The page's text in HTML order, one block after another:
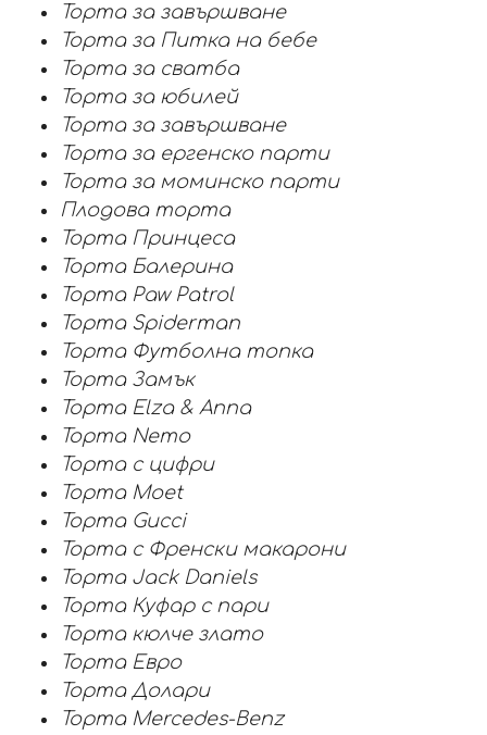
Торта за завършване
Торта за Питка на бебе
Торта за сватба
Торта за юбилей
Торта за завършване
Торта за ергенско парти
Торта за моминско парти
Плодова торта
Торта Принцеса
Торта Балерина
Торта Paw Patrol
Торта Spiderman
Торта Футболна топка
Торта Замък
Торта Elza & Anna
Торта Nemo
Торта с цифри
Торта Moet
Торта Gucci
Торта с Френски макарони
Торта Jack Daniels
Торта Куфар с пари
Торта кюлче злато
Торта Евро
Торта Долари
Торта Mercedes-Benz